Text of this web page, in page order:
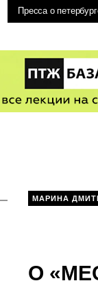
Пресса о
МАРИНА
О